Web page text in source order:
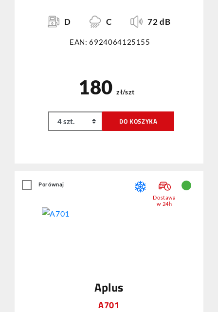
D C 72 dB
EAN: 6924064125155
180 zł/szt
DO KOSZYKA
Aplus
A701
Porównaj
Dostawa
w 24h